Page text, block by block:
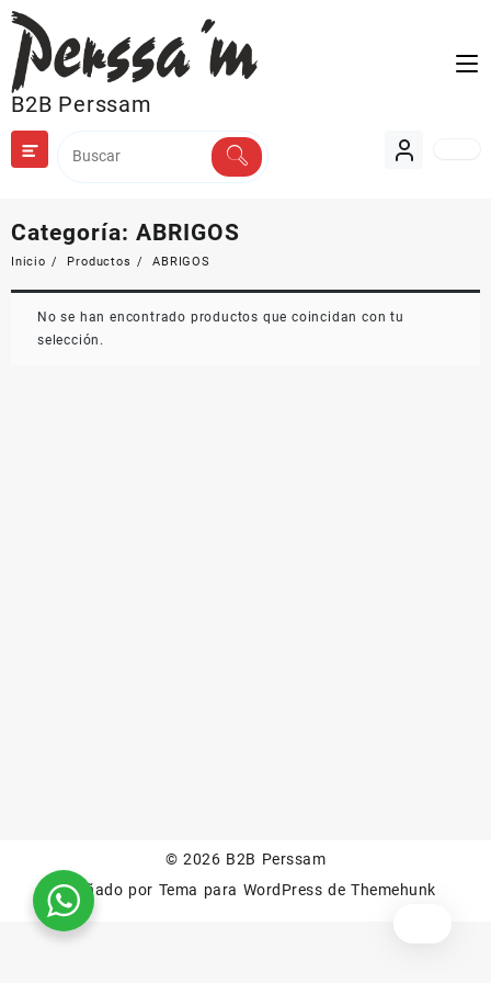
Saltar
contenido
B2B Perssam
Categoría: ABRIGOS
Inicio Productos ABRIGOS
No se han encontrado productos que coincidan con tu
selección.
© 2026 B2B Perssam
Diseñado por Tema para WordPress de Themehunk